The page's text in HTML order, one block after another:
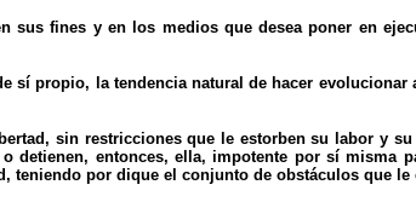
sus fines y en los medios que desea poner en
sí propio, la tendencia natural de hacer
sin restricciones que le estorben su labor y
detienen, entonces, ella, impotente por sí misma
teniendo por dique el conjunto de obstáculos que le